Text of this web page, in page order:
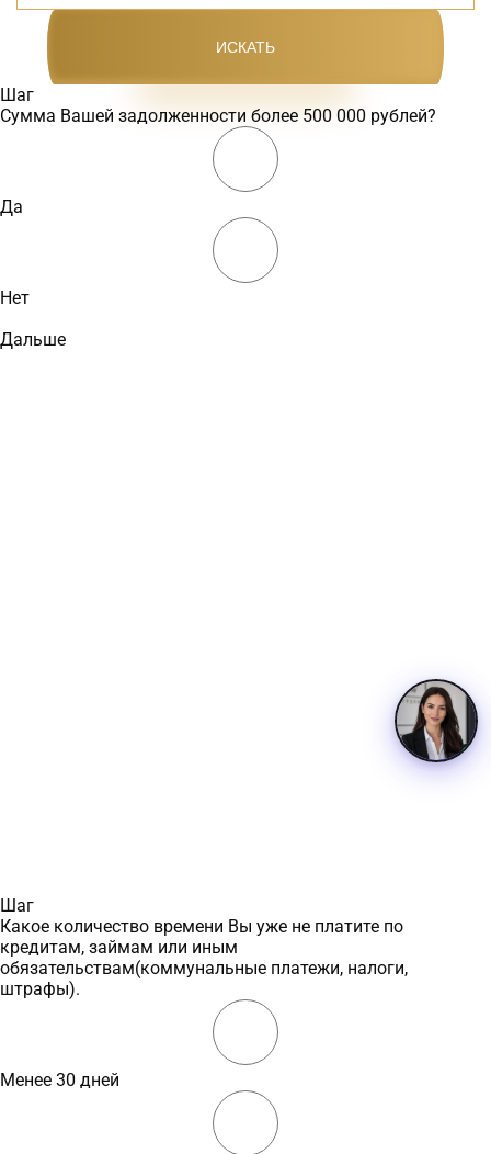
ИСКАТЬ
Шаг
Сумма Вашей задолженности более 500 000 рублей?
Да
Нет
Дальше
Шаг
Какое количество времени Вы уже не платите по
кредитам, займам или иным
обязательствам(коммунальные платежи, налоги,
штрафы).
Менее 30 дней